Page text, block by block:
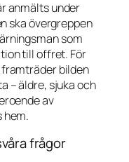
anmälts under
ska övergreppen
som
till offret. För
bilden
– äldre, sjuka och
av
hem.
frågor